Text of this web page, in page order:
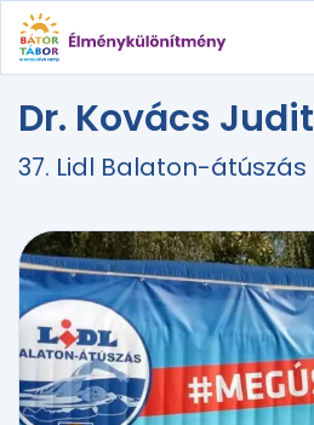
Dr. Kovács Judit
37. Lidl Balaton-átúszás